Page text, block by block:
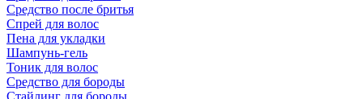
Средство после бритья
Спрей для волос
Пена для укладки
Шампунь-гель
Тоник для волос
Средство для бороды
Стайлинг для бороды